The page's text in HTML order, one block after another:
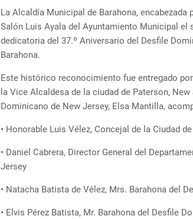
La Alcaldía Municipal de Barahona,
Salón Luis Ayala del Ayuntamiento Municipal
dedicatoria del 37.º Aniversario del Desfile
Barahona.
Este histórico reconocimiento fue entregado
la Vice Alcaldesa de la ciudad de Paterson,
Dominicano de New Jersey, Elsa Mantilla,
• Honorable Luis Vélez, Concejal de la Ciudad
• Daniel Cabrera, Director General del
Jersey
• Natacha Batista de Vélez, Mrs. Barahona del
• Elvis Pérez Batista, Mr. Barahona del Desfile